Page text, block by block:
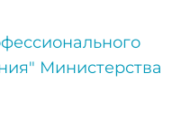
Министерства